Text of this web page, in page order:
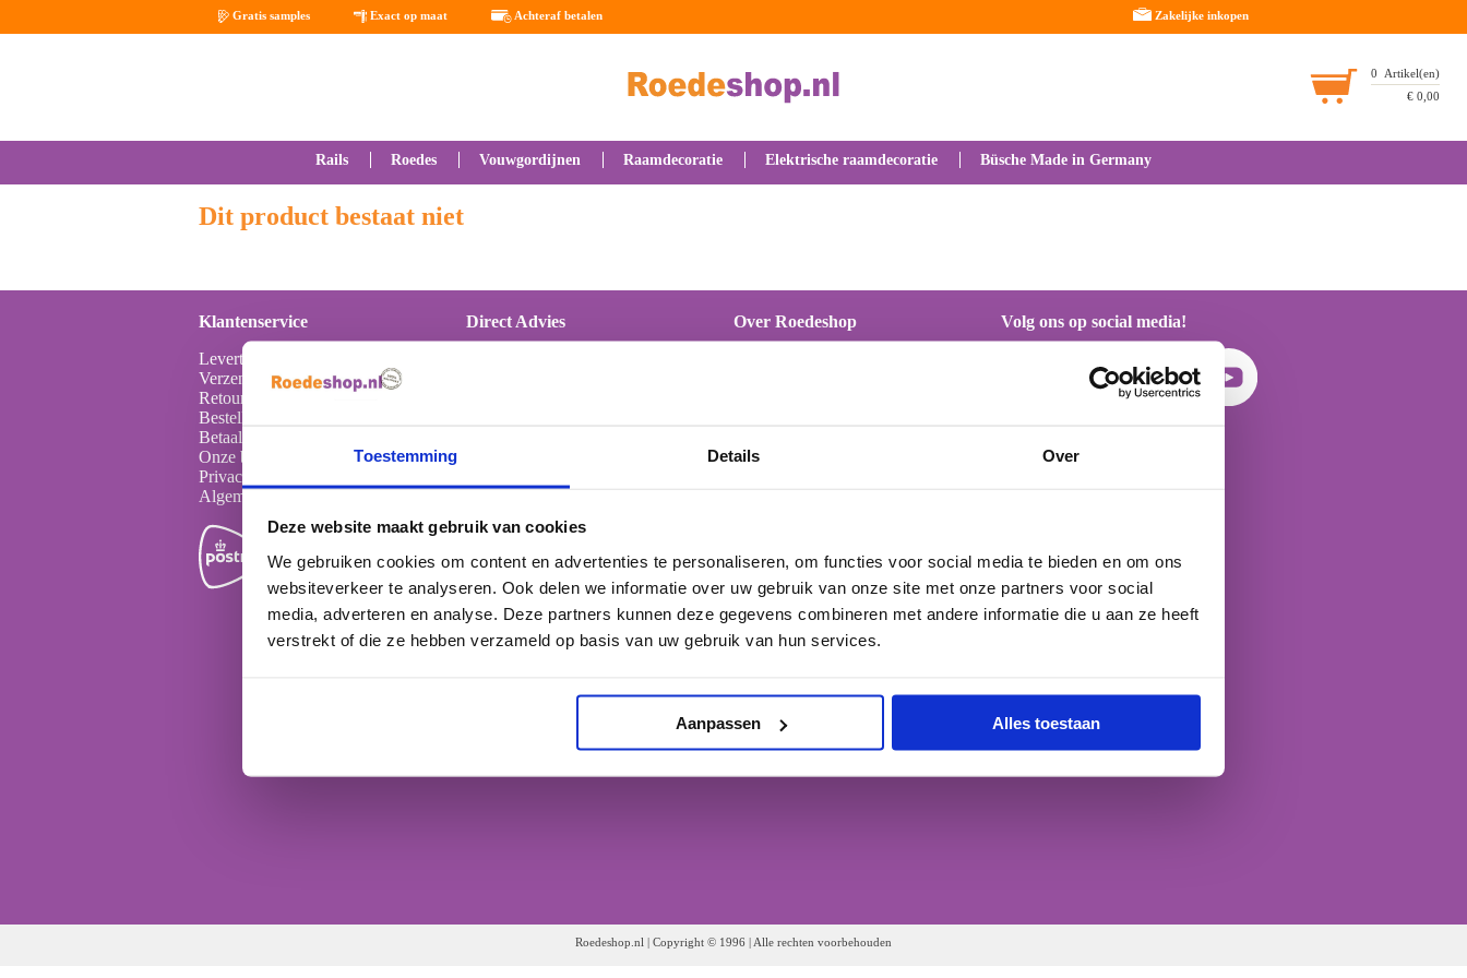
Toestemming Details Over
Deze website maakt gebruik van cookies
We gebruiken cookies om content en advertenties te personaliseren, om functies voor social media te bieden en om ons
websiteverkeer te analyseren. Ook delen we informatie over uw gebruik van onze site met onze partners voor social
media, adverteren en analyse. Deze partners kunnen deze gegevens combineren met andere informatie die u aan ze heeft
verstrekt of die ze hebben verzameld op basis van uw gebruik van hun services.
Aanpassen Alles toestaan
Gratis samples Exact op maat Achteraf betalen Zakelijke inkopen
0 Artikel(en)
€ 0,00
Rails Roedes Vouwgordijnen Raamdecoratie Elektrische raamdecoratie Büsche Made in Germany
Dit product bestaat niet
Klantenservice
Levertijden
Verzenden & Bezorging
Retourneren & Service
Bestelling plaatsen
Betaalmogelijkheden
Onze bedrijfsgegevens
Privacy statement
Algemene voorwaarden
Direct Advies
Van Maandag t/m Vrijdag:
Van 9:00 uur tot 17:00 uur
Over Roedeshop
Gordijnrails
Volg ons op social media!
Roedeshop.nl | Copyright © 1996 | Alle rechten voorbehouden